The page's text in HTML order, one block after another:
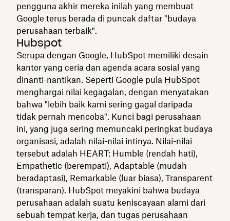
pengguna akhir mereka inilah yang membuat
Google terus berada di puncak daftar "budaya
perusahaan terbaik".
Hubspot
Serupa dengan Google, HubSpot memiliki desain
kantor yang ceria dan agenda acara sosial yang
dinanti-nantikan. Seperti Google pula HubSpot
menghargai nilai kegagalan, dengan menyatakan
bahwa "lebih baik kami sering gagal daripada
tidak pernah mencoba". Kunci bagi perusahaan
ini, yang juga sering memuncaki peringkat budaya
organisasi, adalah nilai-nilai intinya. Nilai-nilai
tersebut adalah HEART: Humble (rendah hati),
Empathetic (berempati), Adaptable (mudah
beradaptasi), Remarkable (luar biasa), Transparent
(transparan). HubSpot meyakini bahwa budaya
perusahaan adalah suatu keniscayaan alami dari
sebuah tempat kerja, dan tugas perusahaan